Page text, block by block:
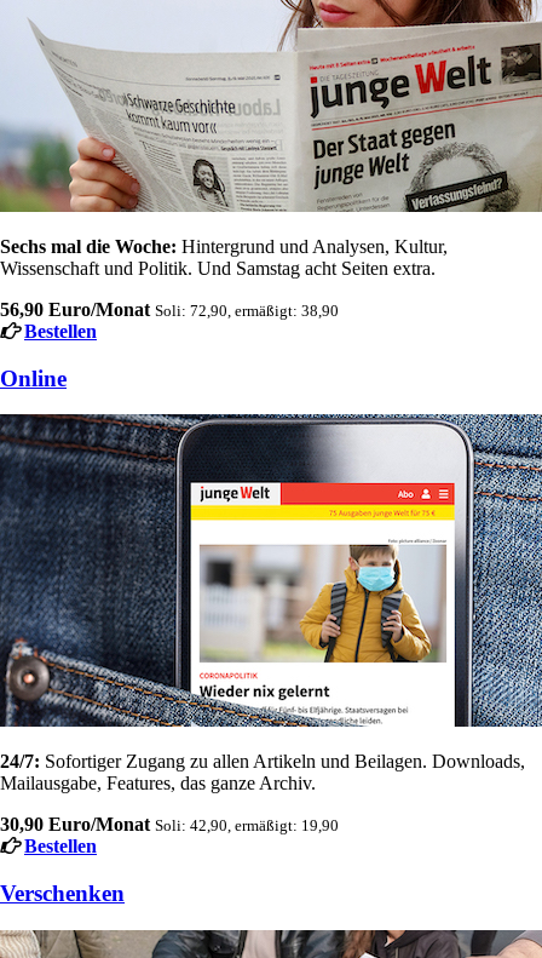
Sechs mal die Woche: Hintergrund und Analysen, Kultur,
Wissenschaft und Politik. Und Samstag acht Seiten extra.
56,90 Euro/Monat Soli: 72,90, ermäßigt: 38,90
Bestellen
Online
24/7: Sofortiger Zugang zu allen Artikeln und Beilagen. Downloads,
Mailausgabe, Features, das ganze Archiv.
30,90 Euro/Monat Soli: 42,90, ermäßigt: 19,90
Bestellen
Verschenken